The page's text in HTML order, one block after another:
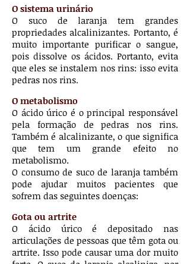
O sistema urinário
O suco de laranja tem grandes
propriedades alcalinizantes. Portanto, é
muito importante purificar o sangue,
pois dissolve os ácidos. Portanto, evita
que eles se instalem nos rins: isso evita
pedras nos rins.
O metabolismo
O ácido úrico é o principal responsável
pela formação de pedras nos rins.
Também é alcalinizante, o que significa
que tem um grande efeito no
metabolismo.
O consumo de suco de laranja também
pode ajudar muitos pacientes que
sofrem das seguintes doenças:
Gota ou artrite
O ácido úrico é depositado nas
articulações de pessoas que têm gota ou
artrite. Isso pode causar uma dor muito